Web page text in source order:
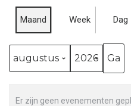
Maand Week Dag
Er zijn geen evenementen